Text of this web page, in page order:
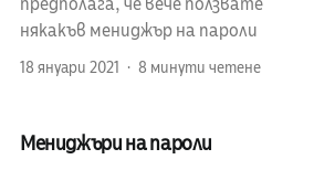
някакъв мениджър на пароли
18 януари 2021 8 минути четене
Мениджъри на пароли